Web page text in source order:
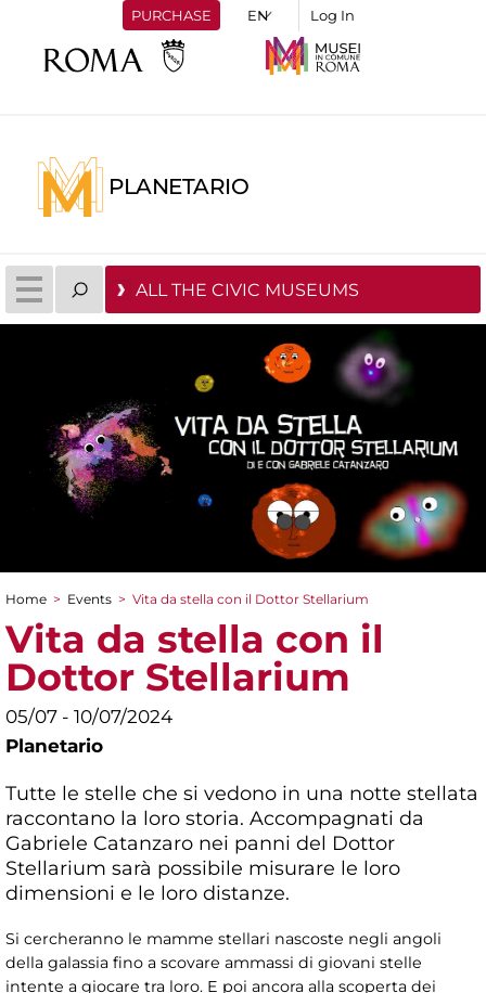
PURCHASE Log In
PLANETARIO
ALL THE CIVIC MUSEUMS
You are here
Home > Events > Vita da stella con il Dottor Stellarium
Vita da stella con il
Dottor Stellarium
05/07 - 10/07/2024
Planetario
Tutte le stelle che si vedono in una notte stellata
raccontano la loro storia. Accompagnati da
Gabriele Catanzaro nei panni del Dottor
Stellarium sarà possibile misurare le loro
dimensioni e le loro distanze.
Si cercheranno le mamme stellari nascoste negli angoli
della galassia fino a scovare ammassi di giovani stelle
intente a giocare tra loro. E poi ancora alla scoperta dei